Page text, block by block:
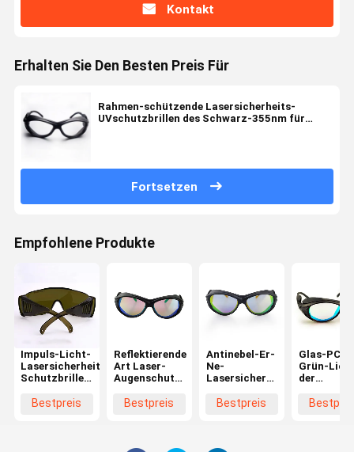
Kontakt
Erhalten Sie Den Besten Preis Für
Rahmen-schützende Lasersicherheits-
UVschutzbrillen des Schwarz-355nm für
Fortsetzen
Empfohlene Produkte
Impuls-Licht-
Lasersicherheits-
Schutzbrillen-
Schönheit
Bestpreis
Reflektierende
Art Laser-
Augenschutz-
Cer 1064nm +
Bestpreis
Antinebel-Er-
Ne-
Lasersicherheits-
610nm
Bestpreis
Glas-PC
Grün-
der